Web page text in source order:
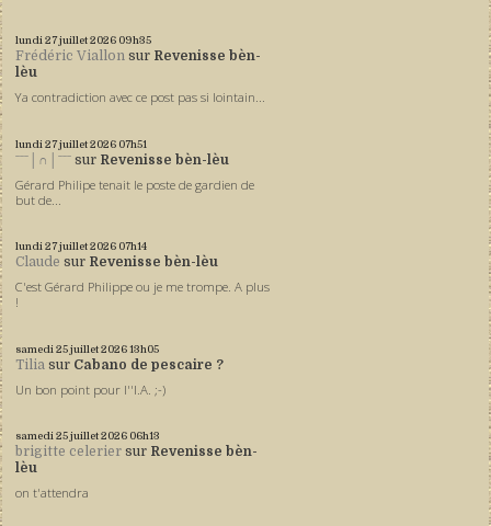
lundi 27juillet 2026 09h35
Frédéric Viallon sur Revenisse bèn-
lèu
Ya contradiction avec ce post pas si lointain...
lundi 27juillet 2026 07h51
ˉˉˉ│∩│ˉˉˉ sur Revenisse bèn-lèu
Gérard Philipe tenait le poste de gardien de
but de...
lundi 27juillet 2026 07h14
Claude sur Revenisse bèn-lèu
C'est Gérard Philippe ou je me trompe. A plus
!
samedi 25juillet 202613h05
Tilia sur Cabano de pescaire ?
Un bon point pour l''I.A. ;-)
samedi 25juillet 2026 06h13
brigitte celerier sur Revenisse bèn-
lèu
on t'attendra